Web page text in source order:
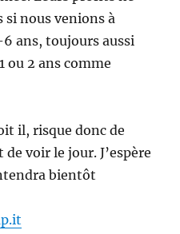
si nous venions à
ans, toujours aussi
ou 2 ans comme
il, risque donc de
voir le jour. J’espère
bientôt